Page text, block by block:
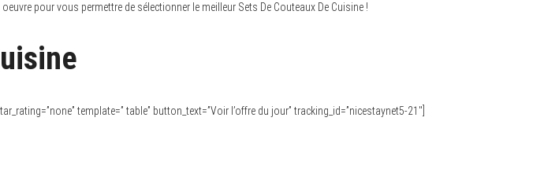
pour vous permettre de sélectionner le meilleur Sets De Couteaux De Cuisine !
template=” table” button_text=”Voir l’offre du jour” tracking_id=”nicestaynet5-21″]